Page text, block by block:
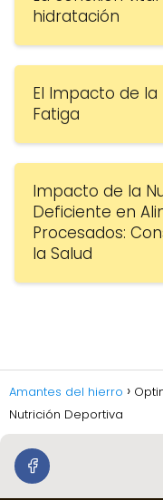
hidratación
El Impacto de la
Fatiga
Impacto de la
Deficiente en
Procesados:
la Salud
Amantes del hierro
Nutrición Deportiva